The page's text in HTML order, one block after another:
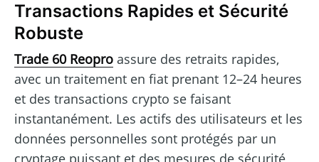
Transactions Rapides et Sécurité
Robuste
Trade 60 Reopro assure des retraits rapides,
avec un traitement en fiat prenant 12–24 heures
et des transactions crypto se faisant
instantanément. Les actifs des utilisateurs et les
données personnelles sont protégés par un